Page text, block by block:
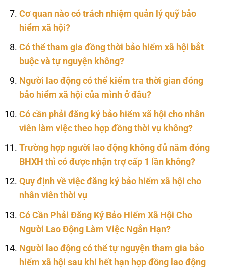
Cơ quan nào có trách nhiệm quản lý quỹ bảo
hiểm xã hội?
Có thể tham gia đồng thời bảo hiểm xã hội bắt
buộc và tự nguyện không?
Người lao động có thể kiểm tra thời gian đóng
bảo hiểm xã hội của mình ở đâu?
Có cần phải đăng ký bảo hiểm xã hội cho nhân
viên làm việc theo hợp đồng thời vụ không?
Trường hợp người lao động không đủ năm đóng
BHXH thì có được nhận trợ cấp 1 lần không?
Quy định về việc đăng ký bảo hiểm xã hội cho
nhân viên thời vụ
Có Cần Phải Đăng Ký Bảo Hiểm Xã Hội Cho
Người Lao Động Làm Việc Ngắn Hạn?
Người lao động có thể tự nguyện tham gia bảo
hiểm xã hội sau khi hết hạn hợp đồng lao động